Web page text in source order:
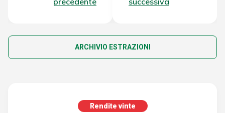
ARCHIVIO ESTRAZIONI
Rendite vinte